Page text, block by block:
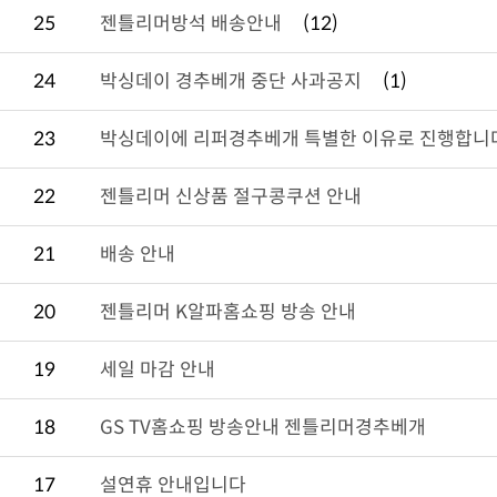
25 젠틀리머방석 배송안내 (12)
24 박싱데이 경추베개 중단 사과공지 (1)
23 박싱데이에 리퍼경추베개 특별한 이유로 진행합니
22 젠틀리머 신상품 절구콩쿠션 안내
21 배송 안내
20 젠틀리머 K알파홈쇼핑 방송 안내
19 세일 마감 안내
18 GS TV홈쇼핑 방송안내 젠틀리머경추베개
17 설연휴 안내입니다